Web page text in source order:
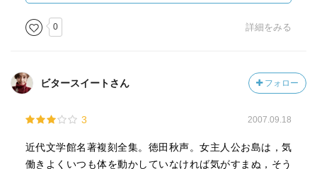
0 詳細をみる
ビタースイートさん フォロー
3 2007.09.18
近代文学館名著複刻全集。徳田秋声。女主人公お島は，気
働きよくいつも体を動かしていなければ気がすまぬ，そう